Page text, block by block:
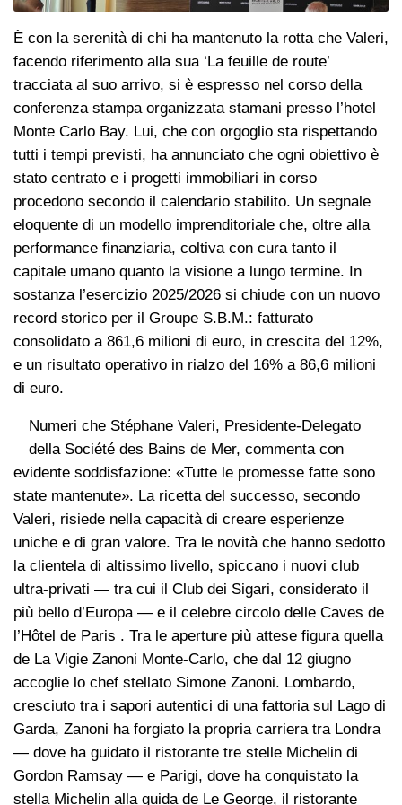
È con la serenità di chi ha mantenuto la rotta che Valeri,
facendo riferimento alla sua ‘La feuille de route’
tracciata al suo arrivo, si è espresso nel corso della
conferenza stampa organizzata stamani presso l’hotel
Monte Carlo Bay. Lui, che con orgoglio sta rispettando
tutti i tempi previsti, ha annunciato che ogni obiettivo è
stato centrato e i progetti immobiliari in corso
procedono secondo il calendario stabilito. Un segnale
eloquente di un modello imprenditoriale che, oltre alla
performance finanziaria, coltiva con cura tanto il
capitale umano quanto la visione a lungo termine. In
sostanza l’esercizio 2025/2026 si chiude con un nuovo
record storico per il Groupe S.B.M.: fatturato
consolidato a 861,6 milioni di euro, in crescita del 12%,
e un risultato operativo in rialzo del 16% a 86,6 milioni
di euro.
Numeri che Stéphane Valeri, Presidente-Delegato
della Société des Bains de Mer, commenta con
evidente soddisfazione: «Tutte le promesse fatte sono
state mantenute». La ricetta del successo, secondo
Valeri, risiede nella capacità di creare esperienze
uniche e di gran valore. Tra le novità che hanno sedotto
la clientela di altissimo livello, spiccano i nuovi club
ultra-privati — tra cui il Club dei Sigari, considerato il
più bello d’Europa — e il celebre circolo delle Caves de
l’Hôtel de Paris . Tra le aperture più attese figura quella
de La Vigie Zanoni Monte-Carlo, che dal 12 giugno
accoglie lo chef stellato Simone Zanoni. Lombardo,
cresciuto tra i sapori autentici di una fattoria sul Lago di
Garda, Zanoni ha forgiato la propria carriera tra Londra
— dove ha guidato il ristorante tre stelle Michelin di
Gordon Ramsay — e Parigi, dove ha conquistato la
stella Michelin alla guida de Le George, il ristorante